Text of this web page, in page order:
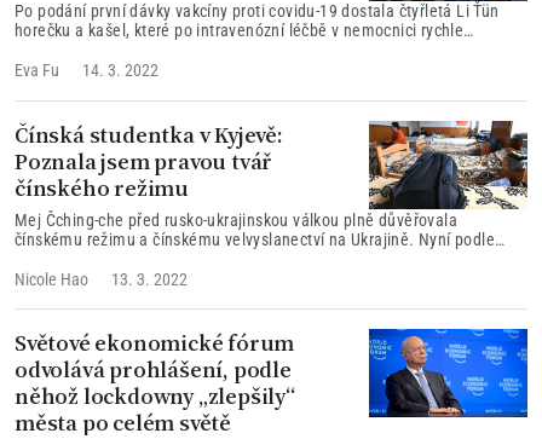
Po podání první dávky vakcíny proti covidu-19 dostala čtyřletá Li Ťün
horečku a kašel, které po intravenózní léčbě v nemocnici rychle
pořádku...
Eva Fu 14. 3. 2022
Čínská studentka v Kyjevě:
Poznala jsem pravou tvář
čínského režimu
Mej Čching-che před rusko-ukrajinskou válkou plně důvěřovala
čínskému režimu a čínskému velvyslanectví na Ukrajině. Nyní podle
v Kyjevě podvádí čínské studenty, včetně jí samotné...
Nicole Hao 13. 3. 2022
Světové ekonomické fórum
odvolává prohlášení, podle
něhož lockdowny „zlepšily“
města po celém světě